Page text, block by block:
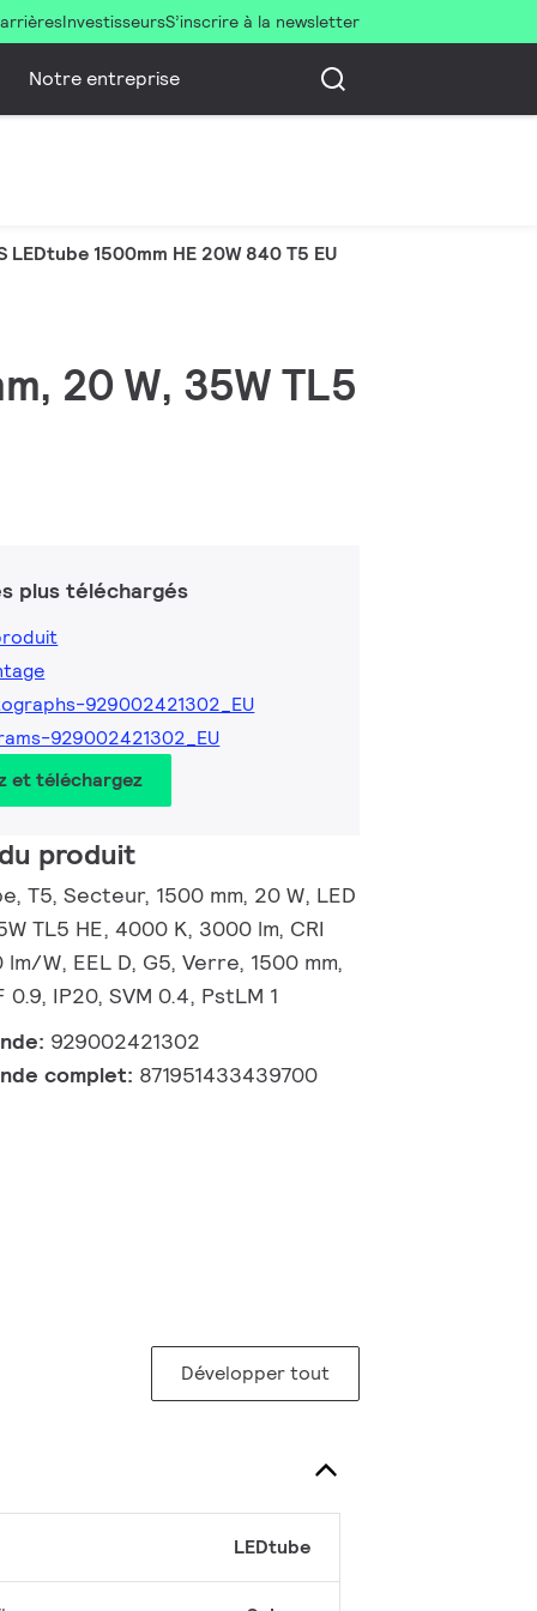
InvestisseursS’inscrire à la newsletter
Notre entreprise
LEDtube 1500mm HE 20W 840 T5 EU
20 W, 35W TL5
plus téléchargés
929002421302_EU
929002421302_EU
et téléchargez
produit
T5, Secteur, 1500 mm, 20 W, LED
TL5 HE, 4000 K, 3000 lm, CRI
W, EEL D, G5, Verre, 1500 mm,
0.9, IP20, SVM 0.4, PstLM 1
929002421302
complet: 871951433439700
Développer tout
LEDtube